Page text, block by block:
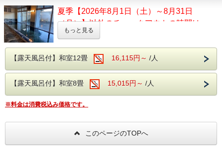
無料駐車場をご用意しております。
一度ホテルの玄関前までお越しください。
駐車可能時間/13:00～翌11:00
※夏季【2026年8月1日（土）～8月31日
（月）】は13:00～翌10:00まで
※客室露天風呂は沸かし湯となります。
ご夕食時には創作和食膳＋約20種のハーフバイキングメニ
ューをご用意。
落ち着いた雰囲気の創作和食膳は旬の恵みを活かしたお料理
で、シニアの皆様にご好評をいただいております。
ハーフバイキングでは、山梨の郷土料理もご用意。ご夕食時
はアルコールも含め飲み放題無料!!
生ビール・焼酎・日本酒・ワイン・ソフトドリンク等のお飲
み物をご自由にお飲みいただけます。
朝食はバイキングスタイルでご提供いたします。
【大浴場】
大浴場の入り口手前には、見る角度により表情を変えるのが
【大浴場】
大浴場の入り口手前には、浮舞台「三条夫人」がございま
す。
温泉は、ブドウ園から湧いた石和温泉。
より肌の汚れを落とす美肌の湯となります。
【館内施設】
・無料予約制卓球
夏季【2026年8月1日（土）～8月31日
（月）】以外のチェックアウトの時間は
11:00です。
観光してからのチェックインで到着が遅くな
る・・・
翌朝は早く出発して観光がしたい・・・
ご当地グルメを楽しみたい方にもぴったりのプラン
です！
チェックインは22時までOK！
もっと見る
【露天風呂付】和室12畳 16,115円～ /人
【露天風呂付】和室8畳 15,015円～ /人
※料金は消費税込み価格です。
このページのTOPへ